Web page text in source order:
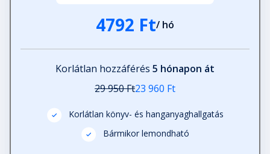
4792 Ft/ hó
Korlátlan hozzáférés 5 hónapon át
29 950 Ft23 960 Ft
Korlátlan könyv- és hanganyaghallgatás
Bármikor lemondható